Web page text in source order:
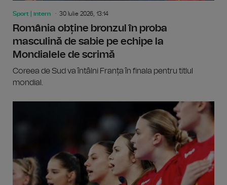
Sport | intern 30 Iulie 2026, 13:14
România obține bronzul în proba
masculină de sabie pe echipe la
Mondialele de scrimă
Coreea de Sud va întâlni Franța în finala pentru titlul
mondial.